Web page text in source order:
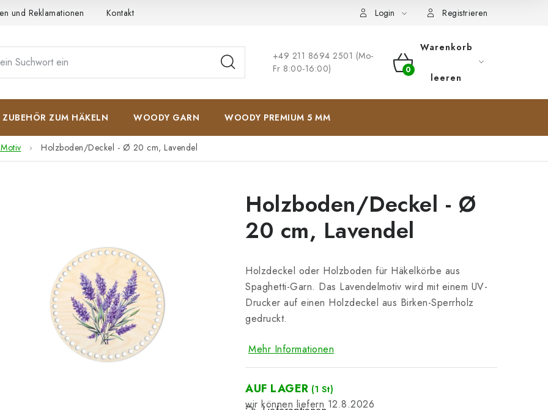
und Reklamationen Kontakt Login Registrieren
+49 211 8694 2501 (Mo-
Fr 8:00-16:00)
WARENKORB
Warenkorb
leeren
ZUBEHÖR ZUM HÄKELN WOODY GARN WOODY PREMIUM 5 MM
Holzboden/Deckel - Ø 20 cm, Lavendel
Holzboden/Deckel - Ø
20 cm, Lavendel
Holzdeckel oder Holzboden für Häkelkörbe aus
Spaghetti-Garn. Das Lavendelmotiv wird mit einem UV-
Drucker auf einen Holzdeckel aus Birken-Sperrholz
gedruckt.
Mehr Informationen
AUF LAGER (1 St)
12.8.2026